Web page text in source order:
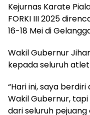
Kejurnas Karate
FORKI III 2025
16-18 Mei di
Wakil Gubernur
kepada seluruh
“Hari ini, saya
Wakil Gubernur,
dari seluruh